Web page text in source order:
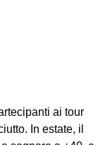
ai tour
In estate, il